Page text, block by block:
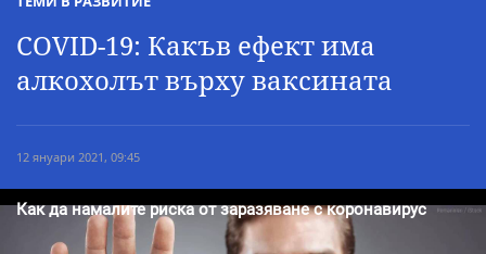
COVID-19: Какъв ефект има
алкохолът върху ваксината
12 януари 2021, 09:45